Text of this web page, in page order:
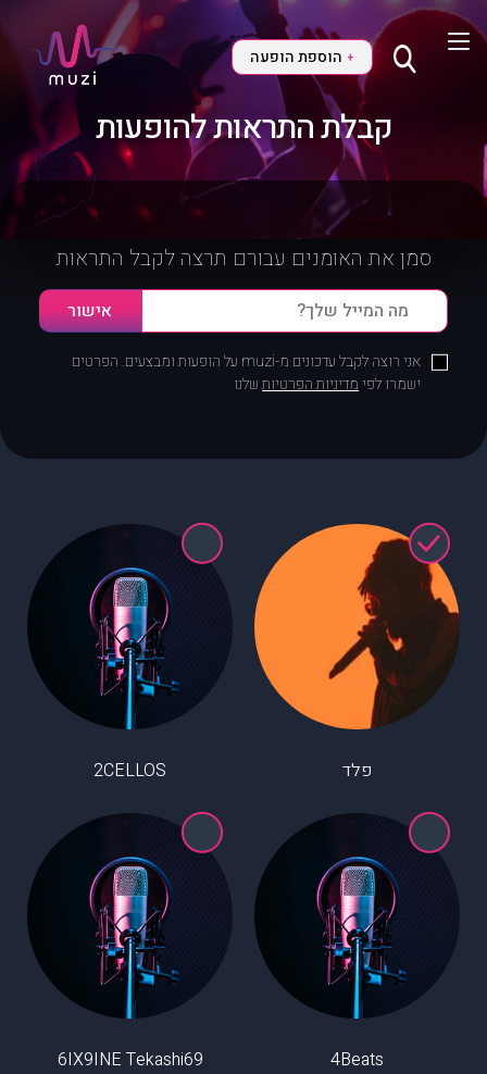
+ הוספת הופעה
קבלת התראות להופעות
סמן את האומנים עבורם תרצה לקבל התראות
אני רוצה לקבל עדכונים מ-muzi על הופעות ומבצעים. הפרטים
ישמרו לפימדיניות הפרטיותשלנו
פלד 2CELLOS
4Beats
6IX9INE Tekashi69